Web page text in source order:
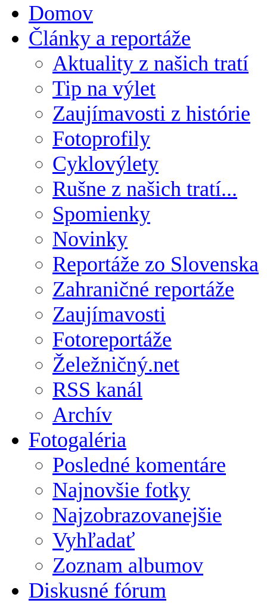
Domov
Články a reportáže
Aktuality z našich tratí
Tip na výlet
Zaujímavosti z histórie
Fotoprofily
Cyklovýlety
Rušne z našich tratí...
Spomienky
Novinky
Reportáže zo Slovenska
Zahraničné reportáže
Zaujímavosti
Fotoreportáže
Želežničný.net
RSS kanál
Archív
Fotogaléria
Posledné komentáre
Najnovšie fotky
Najzobrazovanejšie
Vyhľadať
Zoznam albumov
Diskusné fórum